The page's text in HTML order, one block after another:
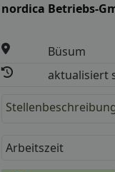
nordica Betriebs-
Büsum
aktualisiert
Arbeitszeit